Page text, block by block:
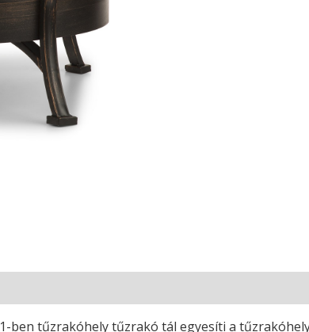
ben tűzrakóhely tűzrakó tál egyesíti a